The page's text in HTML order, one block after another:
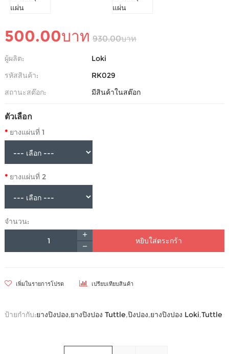
500.00บาท 930.00บาท
ผู้ผลิต:
Loki
รหัสสินค้า:
RK029
สถานะสต๊อก:
มีสินค้าในสต๊อก
ตัวเลือก
ยางแผ่นที่ 1
ยางแผ่นที่ 2
จำนวน:
หยิบใส่ตระกร้า
เพิ่มในรายการโปรด เปรียบเทียบสินค้า
ป้ายกำกับ:ยางปิงปอง,ยางปิงปอง Tuttle,ปิงปอง,ยางปิงปอง Loki,Tuttle